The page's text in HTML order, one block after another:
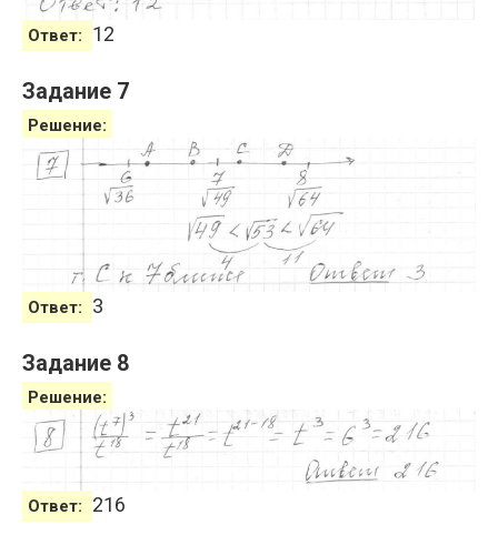
Ответ: 12
Задание 7
Решение:
Ответ: 3
Задание 8
Решение:
Ответ: 216